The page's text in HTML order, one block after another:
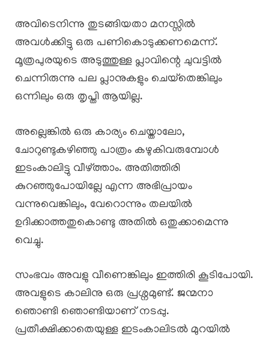
അവിടെനിന്നു തുടങ്ങിയതാ മനസ്സിൽ
അവൾക്കിട്ടു ഒരു പണികൊടുക്കണമെന്ന്.
മൂത്രപുരയുടെ അടുത്തുള്ള പ്ലാവിന്റെ ചുവട്ടിൽ
ചെന്നിരുന്നു പല പ്ലാനുകളും ചെയ്‌തെങ്കിലും
ഒന്നിലും ഒരു തൃപ്തി ആയില്ല.
അല്ലെങ്കിൽ ഒരു കാര്യം ചെയ്താലോ,
ചോറുണ്ടുകഴിഞ്ഞു പാത്രം കഴുകിവരുമ്പോൾ
ഇടംകാലിട്ടു വീഴ്ത്താം. അതിത്തിരി
കുറഞ്ഞുപോയില്ലേ എന്ന അഭിപ്രായം
വന്നുവെങ്കിലും, വേറൊന്നും തലയിൽ
ഉദിക്കാത്തതുകൊണ്ടു അതിൽ ഒതുക്കാമെന്നു
വെച്ചു.
സംഭവം അവളു വീണെങ്കിലും ഇത്തിരി കൂടിപോയി.
അവളുടെ കാലിനു ഒരു പ്രശ്നമുണ്ട്. ജന്മനാ
ഞൊണ്ടി ഞൊണ്ടിയാണ് നടപ്പു.
പ്രതീക്ഷിക്കാതെയുള്ള ഇടംകാലിടൽ മുറയിൽ